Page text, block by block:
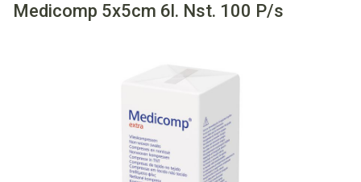
Medicomp 5x5cm 6l. Nst. 100 P/s